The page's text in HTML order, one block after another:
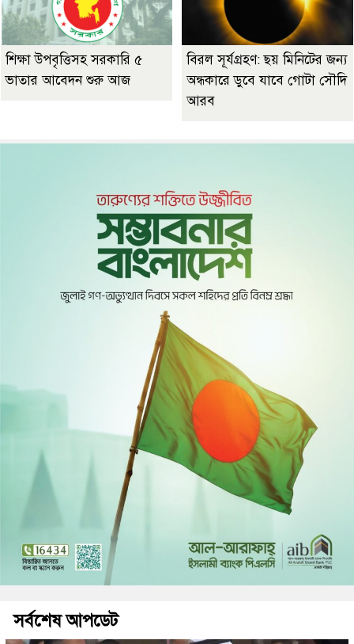
শিক্ষা উপবৃত্তিসহ সরকারি ৫
ভাতার আবেদন শুরু আজ
বিরল সূর্যগ্রহণ: ছয় মিনিটের জন্য
অন্ধকারে ডুবে যাবে গোটা সৌদি
আরব
সর্বশেষ আপডেট